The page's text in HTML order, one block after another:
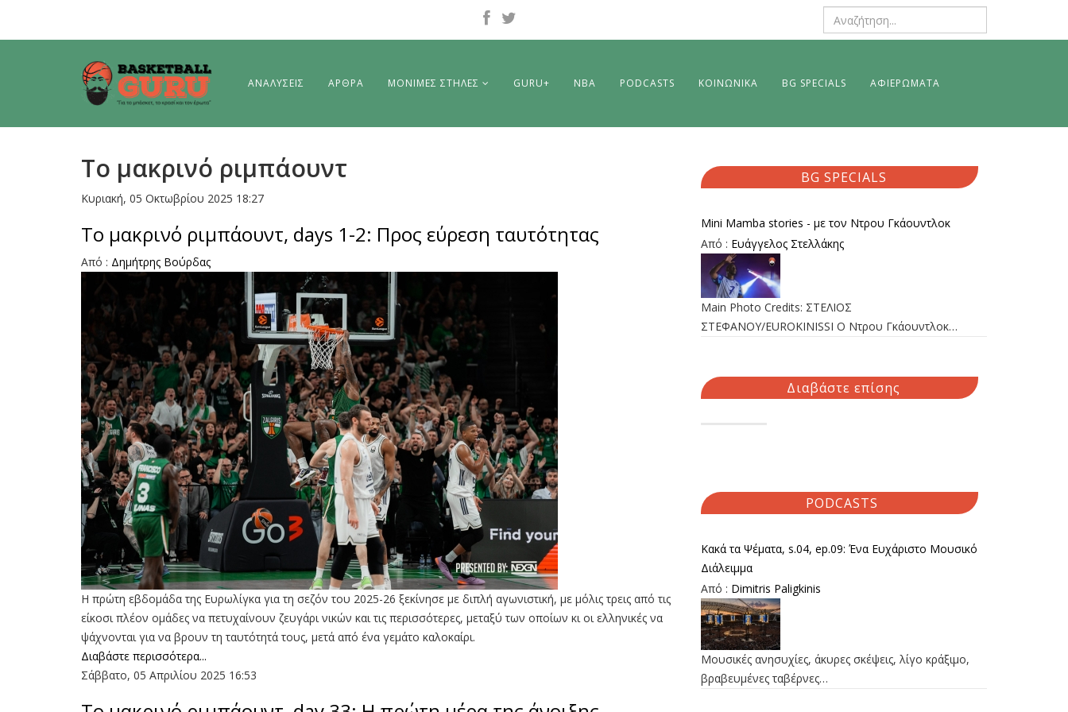
ΑΝΑΛΥΣΕΙΣ ΑΡΘΡΑ ΜΟΝΙΜΕΣ ΣΤΗΛΕΣ GURU+ NBA PODCASTS ΚΟΙΝΩΝΙΚΑ BG SPECIALS ΑΦΙΕΡΩΜΑΤΑ
To μακρινό ριμπάουντ
Κυριακή, 05 Οκτωβρίου 2025 18:27
To μακρινό ριμπάουντ, days 1-2: Προς εύρεση ταυτότητας
Από : Δημήτρης Bούρδας
Η πρώτη εβδομάδα της Ευρωλίγκα για τη σεζόν του 2025-26 ξεκίνησε με διπλή αγωνιστική, με μόλις τρεις από τις
είκοσι πλέον ομάδες να πετυχαίνουν ζευγάρι νικών και τις περισσότερες, μεταξύ των οποίων κι οι ελληνικές να
ψάχνονται για να βρουν τη ταυτότητά τους, μετά από ένα γεμάτο καλοκαίρι.
Διαβάστε περισσότερα...
Σάββατο, 05 Απριλίου 2025 16:53
BG SPECIALS
Mini Mamba stories - με τον Ντρου Γκάουντλοκ
Από : Ευάγγελος Στελλάκης
Main Photo Credits: ΣΤΕΛΙΟΣ
ΣΤΕΦΑΝΟΥ/EUROKINISSI Ο Ντρου Γκάουντλοκ…
Διαβάστε επίσης
PODCASTS
Κακά τα Ψέματα, s.04, ep.09: Ένα Ευχάριστο Μουσικό
Διάλειμμα
Από : Dimitris Paligkinis
Μουσικές ανησυχίες, άκυρες σκέψεις, λίγο κράξιμο,
βραβευμένες ταβέρνες…